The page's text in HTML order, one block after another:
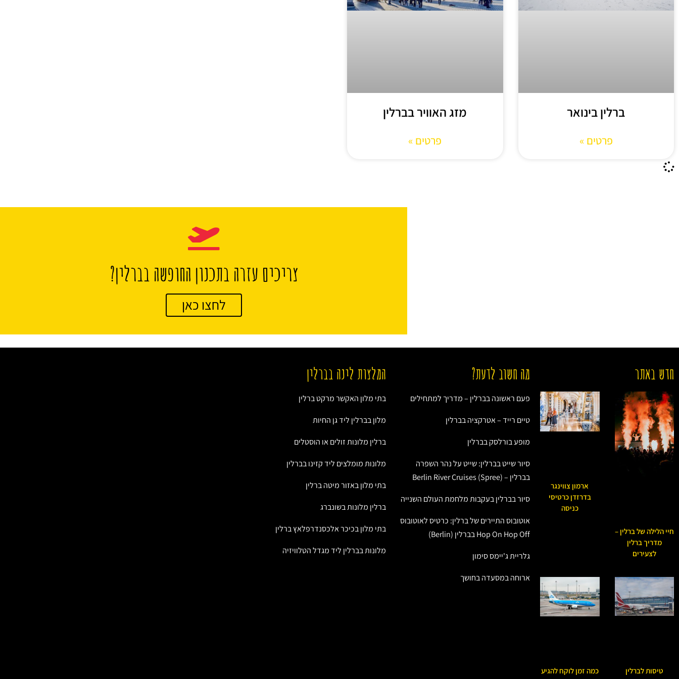
ברלין בינואר
פרטים »
מזג האוויר בברלין
פרטים »
צריכים עזרה בתכנון החופשה בברלין?
לחצו כאן
חדש באתר
חיי הלילה של ברלין –
מדריך ברלין
לצעירים
ארמון צווינגר
בדרזדן כרטיסי
כניסה
טיסות לברלין
כמה זמן לוקח להגיע
מה חשוב לדעת?
פעם ראשונה בברלין – מדריך למתחילים
טיים רייד – אטרקציה בברלין
מופע בורלסק בברלין
סיור שייט בברלין: שייט על נהר השפרה
בברלין – Berlin River Cruises (Spree)
סיור בברלין בעקבות מלחמת העולם השנייה
אוטובוס התיירים של ברלין: כרטיס לאוטובוס
Hop On Hop Off בברלין (Berlin)
גלריית ג'יימס סימון
ארוחה במסעדה בחושך
המלצות לינה בברלין
בתי מלון האקשר מרקט ברלין
מלון בברלין ליד גן החיות
ברלין מלונות זולים או הוסטלים
מלונות מומלצים ליד קזינו בברלין
בתי מלון באזור מיטה ברלין
ברלין מלונות בשונברג
בתי מלון בכיכר אלכסנדרפלאץ ברלין
מלונות בברלין ליד מגדל הטלוויזיה